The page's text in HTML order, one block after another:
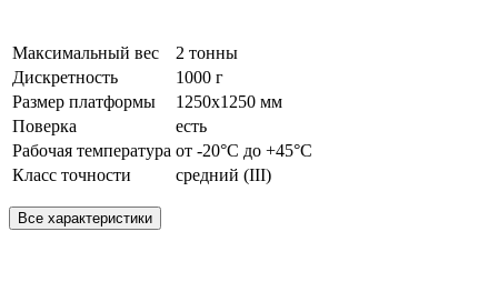
Максимальный вес
2 тонны
Дискретность
1000 г
Размер платформы
1250х1250 мм
Поверка
есть
Рабочая температура от -20°C до +45°C
Класс точности
средний (III)
Все характеристики